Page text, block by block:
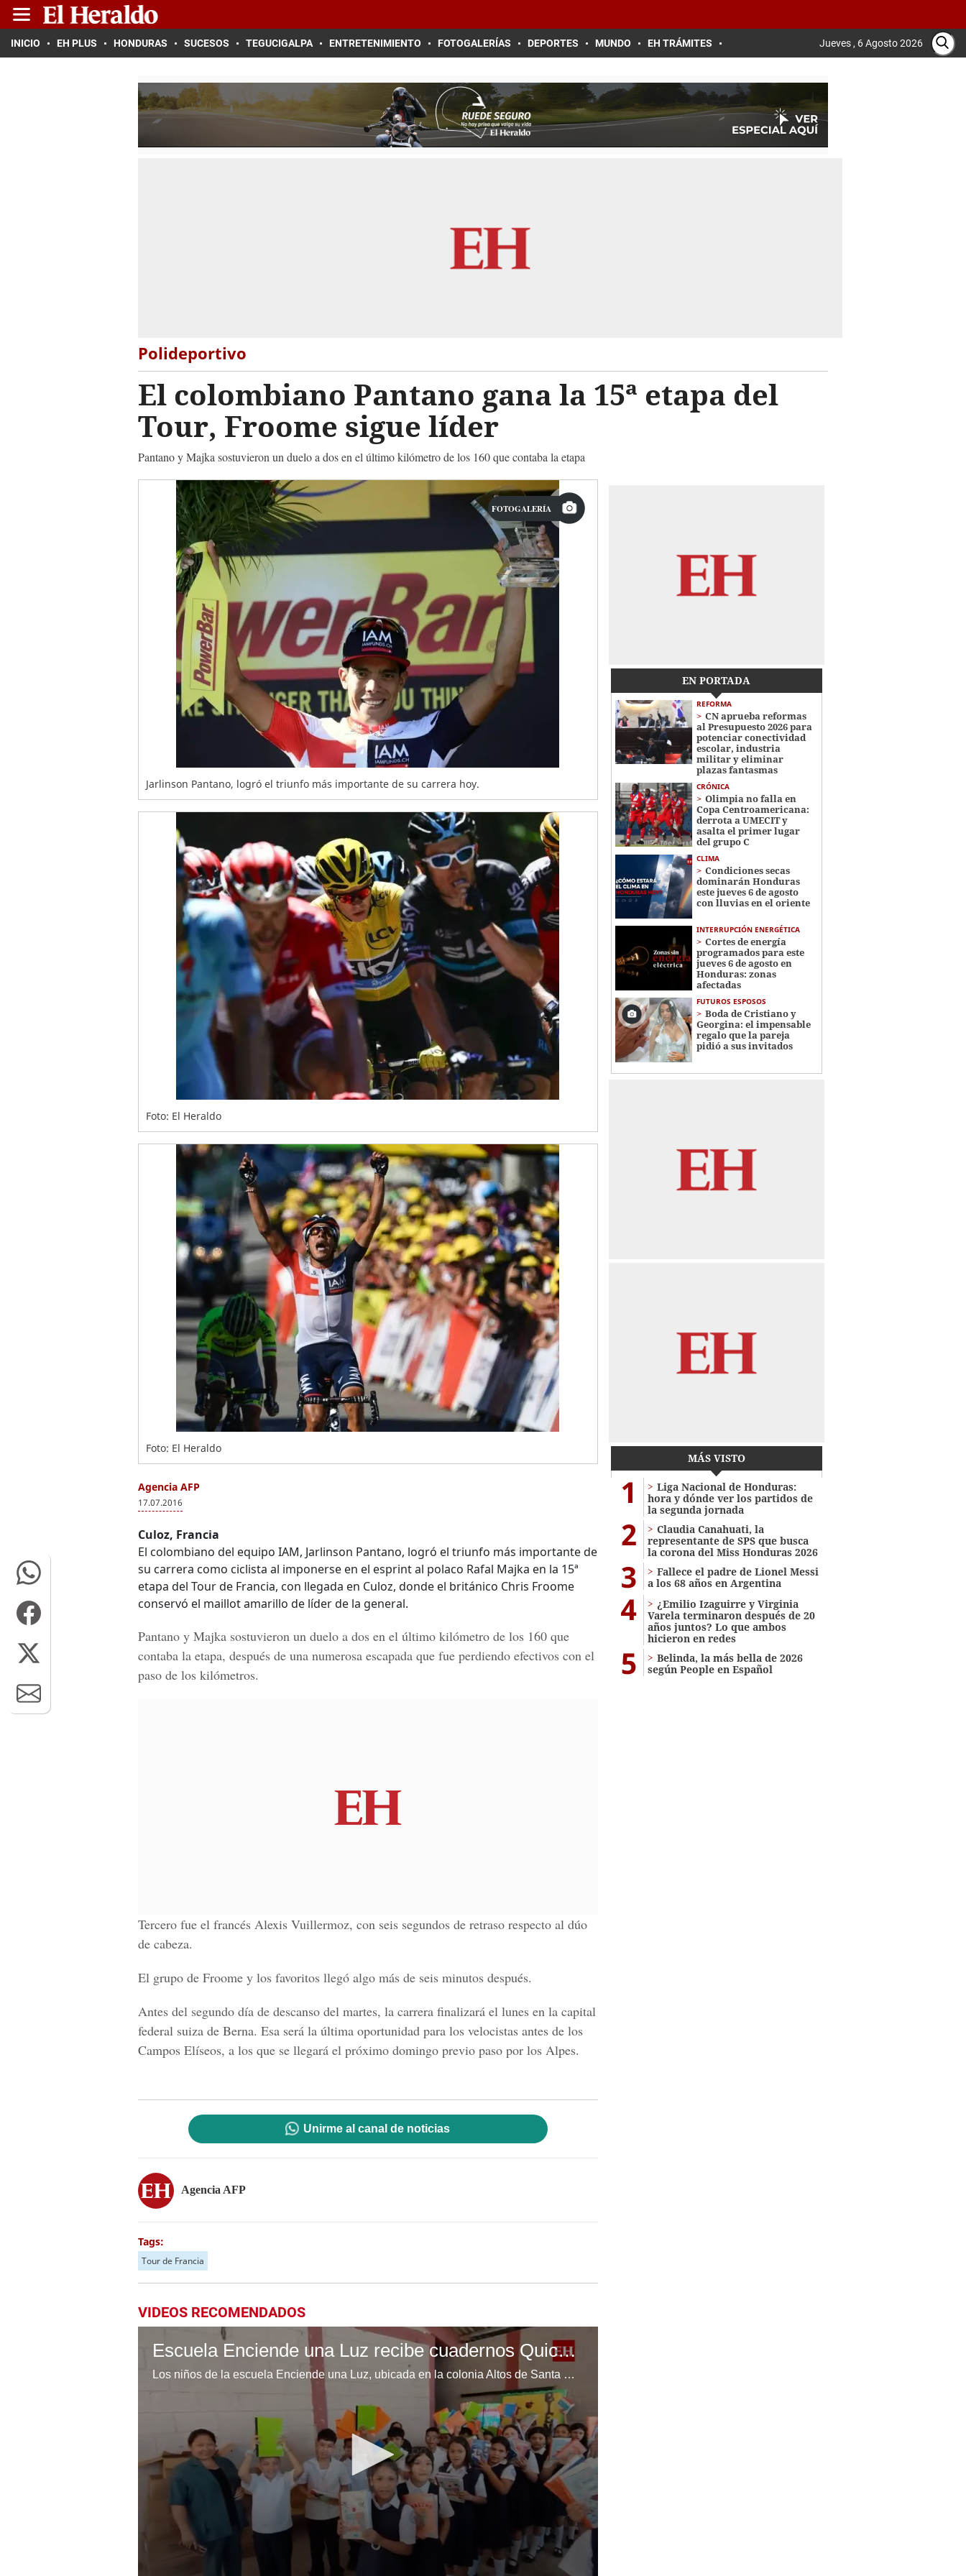
INICIO EH PLUS HONDURAS SUCESOS TEGUCIGALPA ENTRETENIMIENTO FOTOGALERÍAS DEPORTES MUNDO EH TRÁMITES Jueves , 6 Agosto 2026
Polideportivo
El colombiano Pantano gana la 15ª etapa del
Tour, Froome sigue líder
Pantano y Majka sostuvieron un duelo a dos en el último kilómetro de los 160 que contaba la etapa
FOTOGALERÍA
Jarlinson Pantano, logró el triunfo más importante de su carrera hoy.
Foto: El Heraldo
Foto: El Heraldo
Agencia AFP
17.07.2016
Culoz, Francia
El colombiano del equipo IAM, Jarlinson Pantano, logró el triunfo más importante de
su carrera como ciclista al imponerse en el esprint al polaco Rafal Majka en la 15ª
etapa del Tour de Francia, con llegada en Culoz, donde el británico Chris Froome
conservó el maillot amarillo de líder de la general.
Pantano y Majka sostuvieron un duelo a dos en el último kilómetro de los 160 que
contaba la etapa, después de una numerosa escapada que fue perdiendo efectivos con el
paso de los kilómetros.
Tercero fue el francés Alexis Vuillermoz, con seis segundos de retraso respecto al dúo
de cabeza.
El grupo de Froome y los favoritos llegó algo más de seis minutos después.
Antes del segundo día de descanso del martes, la carrera finalizará el lunes en la capital
federal suiza de Berna. Esa será la última oportunidad para los velocistas antes de los
Campos Elíseos, a los que se llegará el próximo domingo previo paso por los Alpes.
Unirme al canal de noticias
Agencia AFP
Tags:
Tour de Francia
VIDEOS RECOMENDADOS
Escuela Enciende una Luz recibe cuadernos Quick, gracias a la Maratón del Saber
Los niños de la escuela Enciende una Luz, ubicada en la colonia Altos de Santa Rosa, al sur de Tegucigalpa, recibieron cuadernos Quick como parte de la Campaña Maratón del Saber.
EN PORTADA
REFORMA
CN aprueba reformas
al Presupuesto 2026 para
potenciar conectividad
escolar, industria
militar y eliminar
plazas fantasmas
CRÓNICA
Olimpia no falla en
Copa Centroamericana:
derrota a UMECIT y
asalta el primer lugar
del grupo C
CLIMA
Condiciones secas
dominarán Honduras
este jueves 6 de agosto
con lluvias en el oriente
INTERRUPCIÓN ENERGÉTICA
Cortes de energía
programados para este
jueves 6 de agosto en
Honduras: zonas
afectadas
FUTUROS ESPOSOS
Boda de Cristiano y
Georgina: el impensable
regalo que la pareja
pidió a sus invitados
MÁS VISTO
1
Liga Nacional de Honduras:
hora y dónde ver los partidos de
la segunda jornada
2
Claudia Canahuati, la
representante de SPS que busca
la corona del Miss Honduras 2026
3
Fallece el padre de Lionel Messi
a los 68 años en Argentina
4
¿Emilio Izaguirre y Virginia
Varela terminaron después de 20
años juntos? Lo que ambos
hicieron en redes
5
Belinda, la más bella de 2026
según People en Español